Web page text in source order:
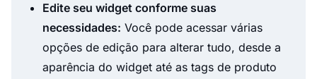
Edite seu widget conforme suas
necessidades: Você pode acessar várias
opções de edição para alterar tudo, desde a
aparência do widget até as tags de produto